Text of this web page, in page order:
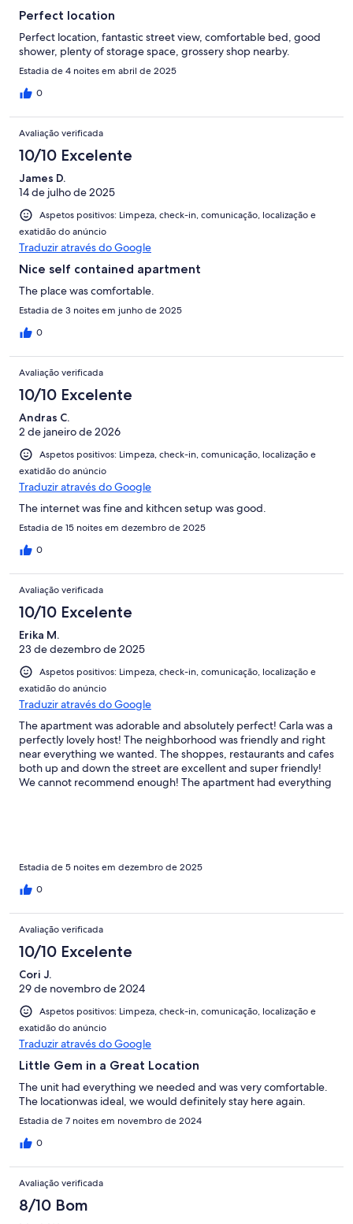
Perfect location
Perfect location, fantastic street view, comfortable bed, good
shower, plenty of storage space, grossery shop nearby.
Estadia de 4 noites em abril de 2025
0
Avaliação verificada
10/10 Excelente
James D.
14 de julho de 2025
Aspetos positivos: Limpeza, check-in, comunicação, localização e
exatidão do anúncio
Traduzir através do Google
Nice self contained apartment
The place was comfortable.
Estadia de 3 noites em junho de 2025
0
Avaliação verificada
10/10 Excelente
Andras C.
2 de janeiro de 2026
Aspetos positivos: Limpeza, check-in, comunicação, localização e
exatidão do anúncio
Traduzir através do Google
The internet was fine and kithcen setup was good.
Estadia de 15 noites em dezembro de 2025
0
Avaliação verificada
10/10 Excelente
Erika M.
23 de dezembro de 2025
Aspetos positivos: Limpeza, check-in, comunicação, localização e
exatidão do anúncio
Traduzir através do Google
The apartment was adorable and absolutely perfect! Carla was a
perfectly lovely host! The neighborhood was friendly and right
near everything we wanted. The shoppes, restaurants and cafes
both up and down the street are excellent and super friendly!
We cannot recommend enough! The apartment had everything
Estadia de 5 noites em dezembro de 2025
0
Avaliação verificada
10/10 Excelente
Cori J.
29 de novembro de 2024
Aspetos positivos: Limpeza, check-in, comunicação, localização e
exatidão do anúncio
Traduzir através do Google
Little Gem in a Great Location
The unit had everything we needed and was very comfortable.
The locationwas ideal, we would definitely stay here again.
Estadia de 7 noites em novembro de 2024
0
Avaliação verificada
8/10 Bom